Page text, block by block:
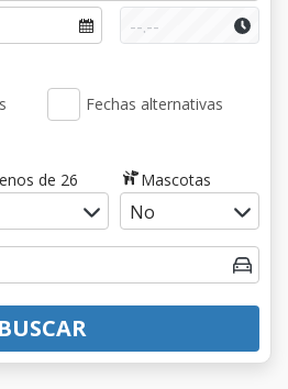
Fechas alternativas
de 26 Mascotas
BUSCAR